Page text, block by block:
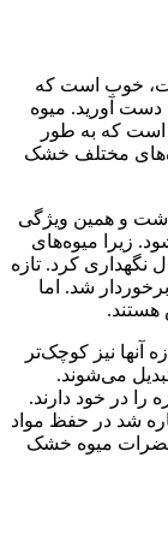
خوب است که
آورید. میوه
است که به طور
مختلف خشک
و همین ویژگی
زیرا میوه‌های
نگهداری کرد. تازه
شد. اما
آنها نیز کوچک‌تر
می‌شوند.
در خود دارند.
شد در حفظ مواد
مضرات میوه خشک